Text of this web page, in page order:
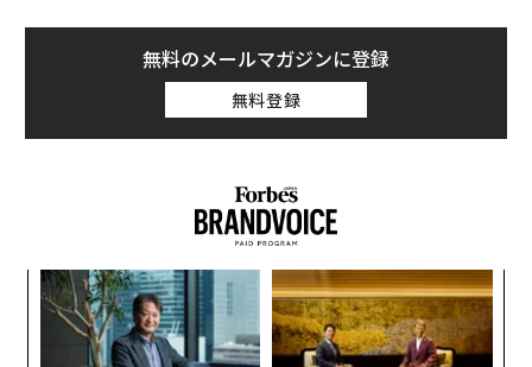
無料のメールマガジンに登録
無料登録